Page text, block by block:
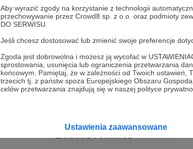
Aby wyrazić zgody na korzystanie z technologii
przechowywanie przez Crowd8 sp. z o.o. oraz podmioty
DO SERWISU.
Jeśli chcesz dostosować lub zmienić swoje preferencje
Zgoda jest dobrowolna i możesz ją wycofać w
sprostowania, usunięcia lub ograniczenia przetwarzania
końcowym. Pamiętaj, że w zależności od Twoich ustawień,
trzecich tj. z państw spoza Europejskiego Obszaru
celów przetwarzania znajdują się w naszej polityce
Ustawienia zaawansowane
Udostępnij
Kaja Mikoszewska